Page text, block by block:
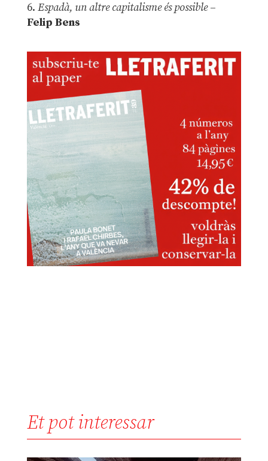
6. Espadà, un altre capitalisme és possible –
Felip Bens
Et pot interessar